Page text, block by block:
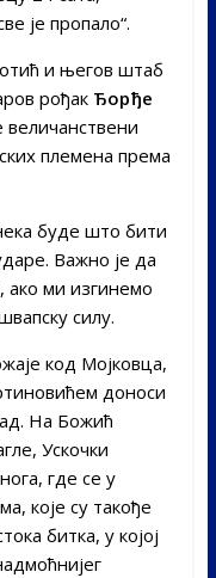
је пропало“.
и његов штаб
рођак Ђорђе
величанствени
племена према
буде што бити
Важно је да
ако ми изгинемо
силу.
код Мојковца,
доноси
На Божић
Ускочки
где се у
које су такође
битка, у којој